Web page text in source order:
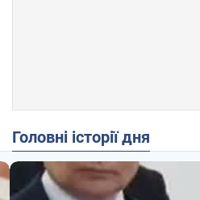
Головні історії дня